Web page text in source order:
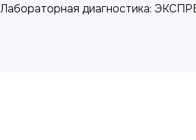
Лабораторная диагностика: